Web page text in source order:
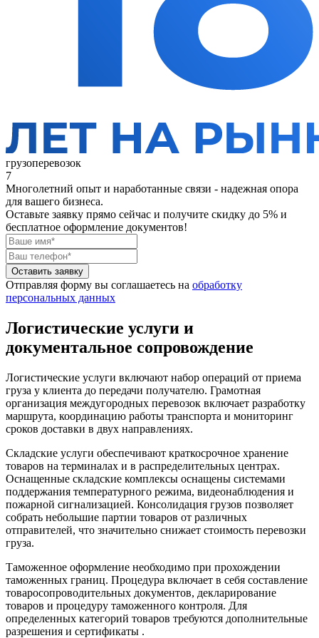
грузоперевозок
7
Многолетний опыт и наработанные связи - надежная опора
для вашего бизнеса.
Оставьте заявку прямо сейчас и получите скидку до 5% и
бесплатное оформление документов!
Оставить заявку
Отправляя форму вы соглашаетесь на обработку
персональных данных
Логистические услуги и
документальное сопровождение
Логистические услуги включают набор операций от приема
груза у клиента до передачи получателю. Грамотная
организация междугородных перевозок включает разработку
маршрута, координацию работы транспорта и мониторинг
сроков доставки в двух направлениях.
Складские услуги обеспечивают краткосрочное хранение
товаров на терминалах и в распределительных центрах.
Оснащенные складские комплексы оснащены системами
поддержания температурного режима, видеонаблюдения и
пожарной сигнализацией. Консолидация грузов позволяет
собрать небольшие партии товаров от различных
отправителей, что значительно снижает стоимость перевозки
груза.
Таможенное оформление необходимо при прохождении
таможенных границ. Процедура включает в себя составление
товаросопроводительных документов, декларирование
товаров и процедуру таможенного контроля. Для
определенных категорий товаров требуются дополнительные
разрешения и сертификаты .